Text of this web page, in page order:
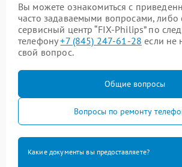
Вы можете ознакомиться с
часто задаваемыми вопросами, либо
сервисный центр “FIX-Philips” по
телефону+7 (845) 247-61-28 если не
свой вопрос.
Общие вопросы
Вопросы по ремонту
Какие документы вы предоставляете?